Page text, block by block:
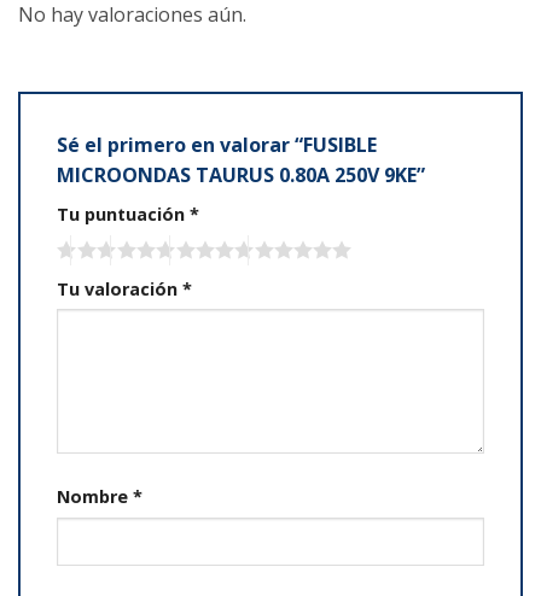
No hay valoraciones aún.
Sé el primero en valorar “FUSIBLE
MICROONDAS TAURUS 0.80A 250V 9KE”
Tu puntuación *
Tu valoración *
Nombre *